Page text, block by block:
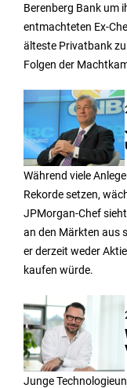
Berenberg Bank um
entmachteten Ex-
älteste Privatbank
Folgen der
Während viele
Rekorde setzen,
JPMorgan-Chef
an den Märkten aus
er derzeit weder
kaufen würde.
Junge